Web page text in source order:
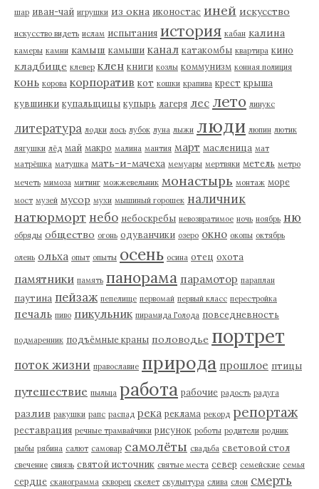
шар иван-чай игрушки из окна иконостас иней искусство
искусство видеть ислам испытания история кабан калина
камеры камни камыш камыши канал катакомбы квартира кино
кладбище клевер клен книги козлы коммунизм конная полиция
конь корова корпоратив кот кошки крапива крест крыша
кувшинки купальщицы купырь лагеря лес лето линукс
литература лодки лось лубок луна лыжи люди люпин лютик
лягушки лёд май макро малина мантия март масленица мат
матрёшка матушка мать-и-мачеха мемуары мертвяки метель метро
мечеть мимоза митинг можжевельник монастырь монтаж море
мост музей мусор мухи мышиный горошек наличник
натюрморт небо небоскребы невозвратимое ночь ноябрь ню
обряды общество огонь одуванчики озеро окно окопы октябрь
олень ольха опыт опыты осень осина отец охота
памятники память панорама парамотор параплан
паутина пейзаж пепелище первомай первый класс перестройка
печаль пиво пикульник пирамида Голода повседневность
подмаренник подъёмные краны половодье портрет
поток жизни православие природа прошлое птицы
путешествие пыльца работа рабочие радость радуга
разлив ракушки рапс распад река реклама рекорд репортаж
реставрация речные трамвайчики рисунок роботы родители родник
рыбы рябина салют самовар самолёты свадьба световой стол
свечение свиязь святой источник святые места север семейские семья
сердце сканограмма скворец скелет скульптура слива слон смерть